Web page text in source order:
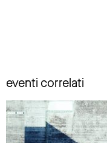
eventi correlati